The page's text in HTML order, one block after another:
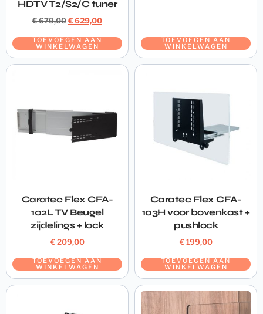
HDTV T2/S2/C tuner
€679,00€629,00
TOEVOEGEN AAN
WINKELWAGEN
TOEVOEGEN AAN
WINKELWAGEN
Caratec Flex CFA-
102L TV Beugel
zijdelings + lock
€209,00
TOEVOEGEN AAN
WINKELWAGEN
Caratec Flex CFA-
103H voor bovenkast +
pushlock
€199,00
TOEVOEGEN AAN
WINKELWAGEN